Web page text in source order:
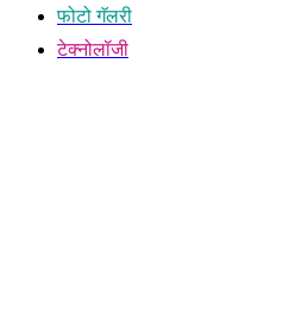
फोटो गॅलरी
टेक्नोलॉजी